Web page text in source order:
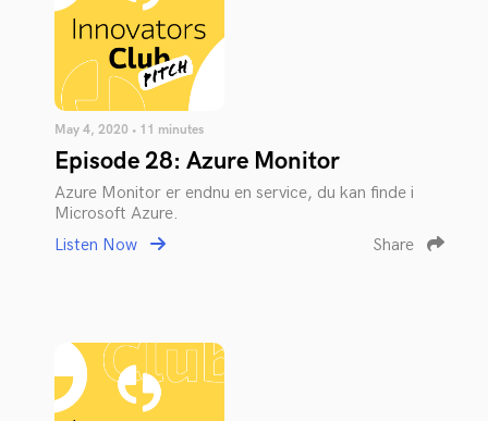
May 4, 2020 • 11 minutes
Episode 28: Azure Monitor
Azure Monitor er endnu en service, du kan finde i
Microsoft Azure.
Listen Now
Share